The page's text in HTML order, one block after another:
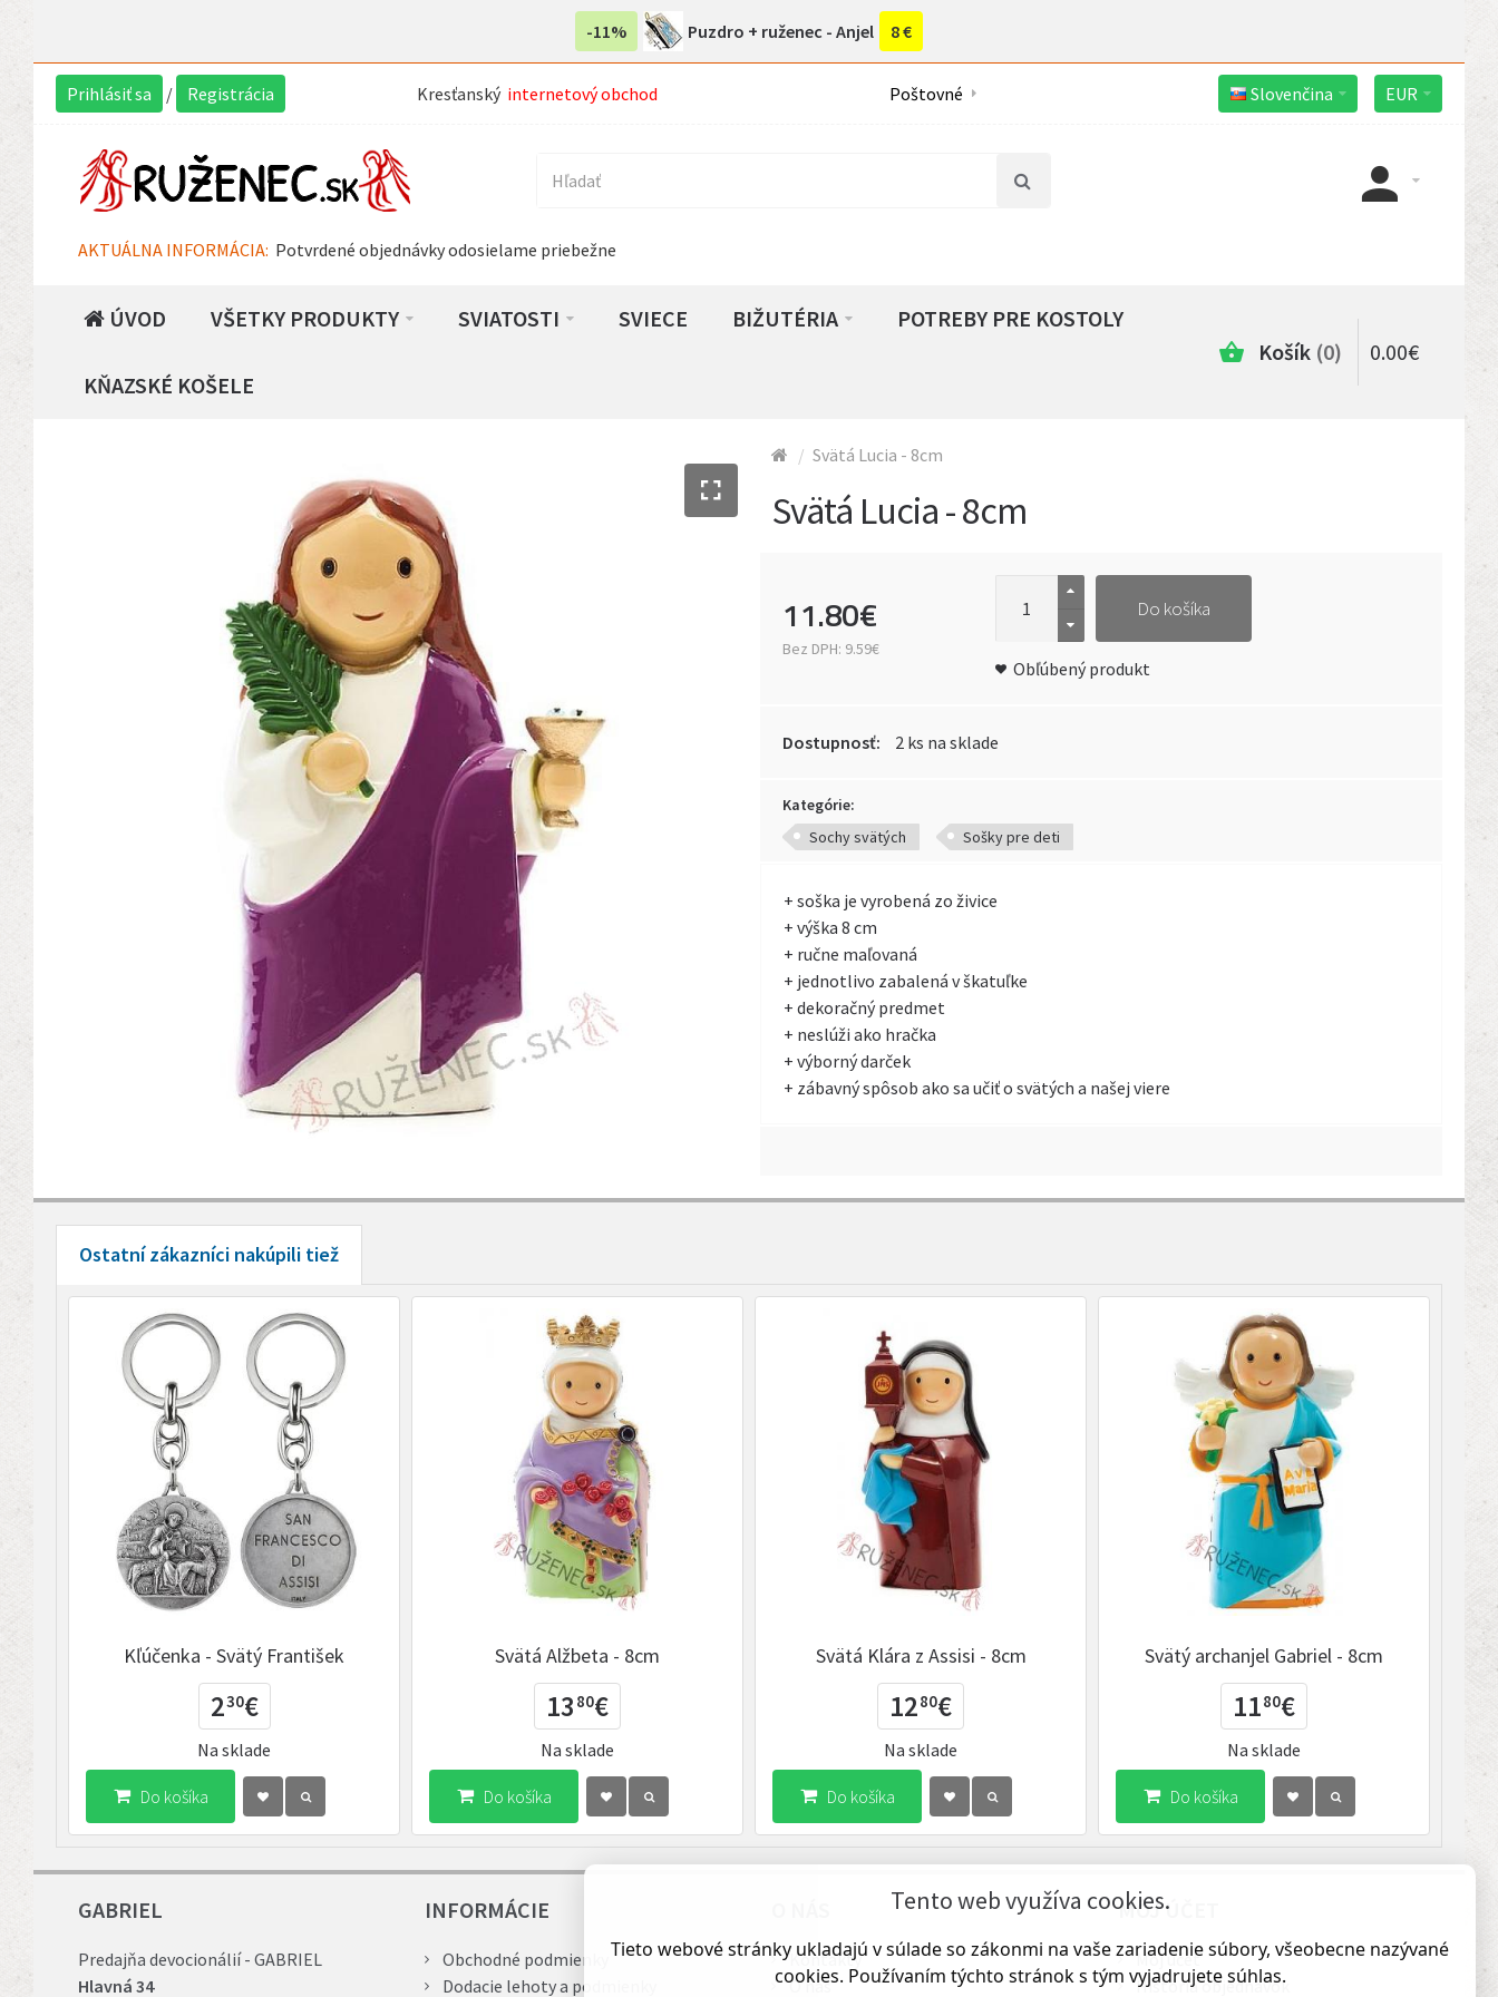
-11% Puzdro + ruženec - Anjel 8 €
Prihlásiť sa / Registrácia Kresťanský internetový obchod Poštovné Slovenčina EUR
AKTUÁLNA INFORMÁCIA: Potvrdené objednávky odosielame priebežne
ÚVOD VŠETKY PRODUKTY SVIATOSTI SVIECE BIŽUTÉRIA POTREBY PRE KOSTOLY
KŇAZSKÉ KOŠELE
Košík 0 0.00€
Svätá Lucia - 8cm
Svätá Lucia - 8cm
11.80€
Bez DPH: 9.59€
Do košíka
Obľúbený produkt
Dostupnosť: 2 ks na sklade
Kategórie:
Sochy svätých
Sošky pre deti
+ soška je vyrobená zo živice
+ výška 8 cm
+ ručne maľovaná
+ jednotlivo zabalená v škatuľke
+ dekoračný predmet
+ neslúži ako hračka
+ výborný darček
+ zábavný spôsob ako sa učiť o svätých a našej viere
Ostatní zákazníci nakúpili tiež
Kľúčenka - Svätý František
230€
Do košíka
Na sklade
Svätá Alžbeta - 8cm
13 80€
Do košíka
Na sklade
Svätá Klára z Assisi - 8cm
1280€
Do košíka
Na sklade
Svätý archanjel Gabriel - 8cm
1180€
Do košíka
Na sklade
GABRIEL
Predajňa devocionálií - GABRIEL
Hlavná 34
INFORMÁCIE
Obchodné podmienky
Dodacie lehoty a podmienky
Kontakty
O nás
MÔJ ÚČET
Môj účet
História objednávok
Tento web využíva cookies.
Tieto webové stránky ukladajú v súlade so zákonmi na vaše zariadenie súbory, všeobecne nazývané
cookies. Používaním týchto stránok s tým vyjadrujete súhlas.